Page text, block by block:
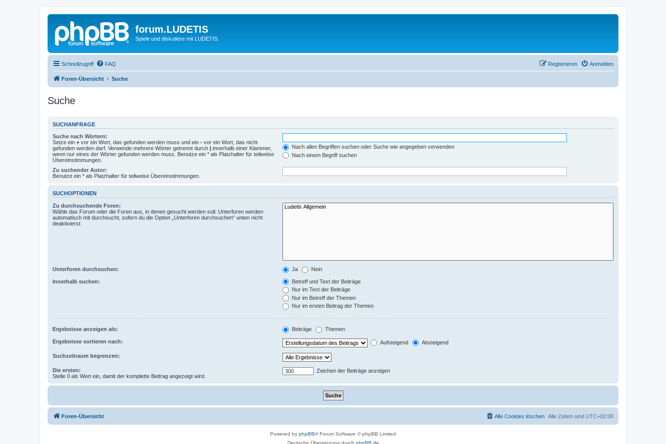
forum.LUDETIS
Spiele und diskutiere mit LUDETIS.
Schnellzugriff FAQ Anmelden
Registrieren
Foren-Übersicht Suche
Suche
SUCHANFRAGE
Suche nach Wörtern:
Setze ein + vor ein Wort, das gefunden werden muss und ein - vor ein Wort, das nicht
gefunden werden darf. Verwende mehrere Wörter getrennt durch | innerhalb einer Klammer,
wenn nur eines der Wörter gefunden werden muss. Benutze ein * als Platzhalter für teilweise
Übereinstimmungen.
Nach allen Begriffen suchen oder Suche wie angegeben verwenden
Nach einem Begriff suchen
Zu suchender Autor:
Benutze ein * als Platzhalter für teilweise Übereinstimmungen.
SUCHOPTIONEN
Zu durchsuchende Foren:
Wähle das Forum oder die Foren aus, in denen gesucht werden soll. Unterforen werden
automatisch mit durchsucht, sofern du die Option „Unterforen durchsuchen“ unten nicht
deaktivierst.
Unterforen durchsuchen: Ja Nein
Innerhalb suchen:
Betreff und Text der Beiträge
Nur im Text der Beiträge
Nur im Betreff der Themen
Nur im ersten Beitrag der Themen
Ergebnisse anzeigen als: Beiträge Themen
Ergebnisse sortieren nach: Aufsteigend Absteigend
Suchzeitraum begrenzen:
Die ersten:
Stelle 0 als Wert ein, damit der komplette Beitrag angezeigt wird.
Zeichen der Beiträge anzeigen
Foren-Übersicht Alle Zeiten sind UTC+02:00
Alle Cookies löschen
Powered by phpBB® Forum Software © phpBB Limited
Deutsche Übersetzung durch phpBB.de